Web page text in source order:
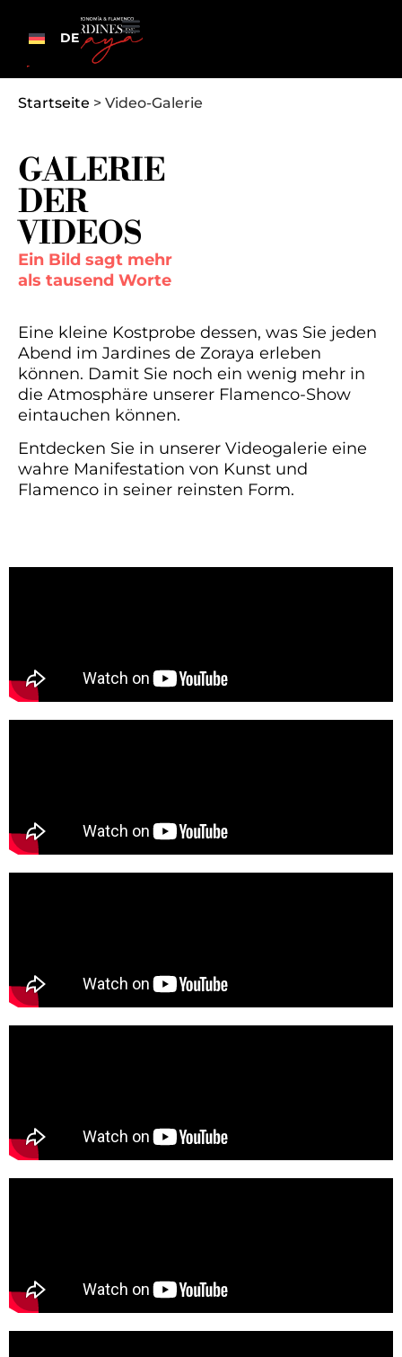
DE
Startseite > Video-Galerie
GALERIE
DER
VIDEOS
Ein Bild sagt mehr
als tausend Worte
Eine kleine Kostprobe dessen, was Sie jeden
Abend im Jardines de Zoraya erleben
können. Damit Sie noch ein wenig mehr in
die Atmosphäre unserer Flamenco-Show
eintauchen können.
Entdecken Sie in unserer Videogalerie eine
wahre Manifestation von Kunst und
Flamenco in seiner reinsten Form.